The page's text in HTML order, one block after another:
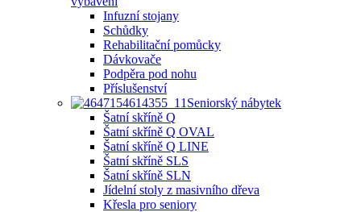
Infuzní stojany
Schůdky
Rehabilitační pomůcky
Dávkovače
Podpěra pod nohu
Příslušenství
Seniorský nábytek
Šatní skříně Q
Šatní skříně Q OVAL
Šatní skříně Q LINE
Šatní skříně SLS
Šatní skříně SLN
Jídelní stoly z masivního dřeva
Křesla pro seniory